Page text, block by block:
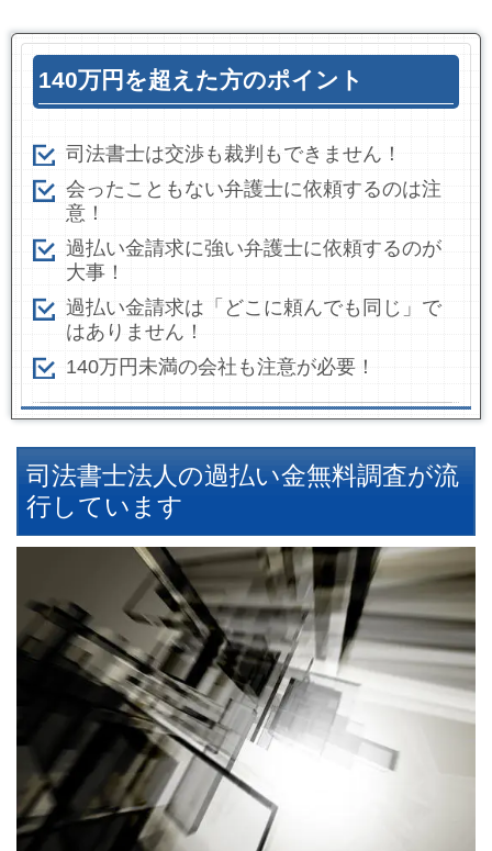
140万円を超えた方のポイント
司法書士は交渉も裁判もできません！
会ったこともない弁護士に依頼するのは注
意！
過払い金請求に強い弁護士に依頼するのが
大事！
過払い金請求は「どこに頼んでも同じ」で
はありません！
140万円未満の会社も注意が必要！
司法書士法人の過払い金無料調査が流
行しています